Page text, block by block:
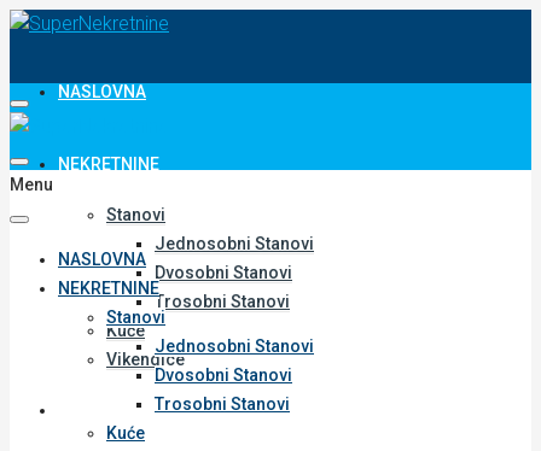
NASLOVNA
NEKRETNINE
Stanovi
Jednosobni Stanovi
Dvosobni Stanovi
Trosobni Stanovi
Kuće
Vikendice
MAPA NEKRETNINA
Menu
NASLOVNA
NEKRETNINE
Stanovi
Jednosobni Stanovi
Dvosobni Stanovi
Trosobni Stanovi
Kuće